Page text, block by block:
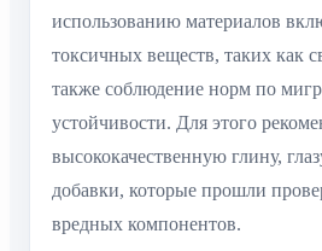
использованию материалов
токсичных веществ, таких как
также соблюдение норм по
устойчивости. Для этого
высококачественную глину,
добавки, которые прошли
вредных компонентов.